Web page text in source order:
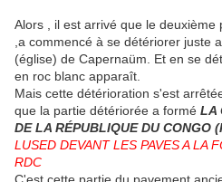
Alors , il est arrivé que le deuxième
,a commencé à se détériorer juste
(église) de Capernaüm. Et en se
en roc blanc apparaît.
Mais cette détérioration s'est
que la partie détériorée a formé LA
DE LA RÉPUBLIQUE DU CONGO
LUSED DEVANT LES PAVES A LA
RDC